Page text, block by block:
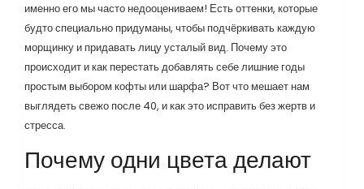
именно его мы часто недооцениваем! Есть оттенки, которые
будто специально придуманы, чтобы подчёркивать каждую
морщинку и придавать лицу усталый вид. Почему это
происходит и как перестать добавлять себе лишние годы
простым выбором кофты или шарфа? Вот что мешает нам
выглядеть свежо после 40, и как это исправить без жертв и
стресса.
Почему одни цвета делают